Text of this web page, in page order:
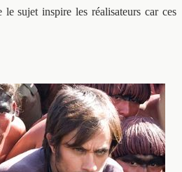
sujet inspire les réalisateurs car ces